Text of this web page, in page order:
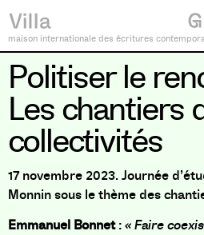
maison internationale des écritures
Politiser le
Les chantiers
collectivités
17 novembre 2023. Journée
Monnin sous le thème des
Emmanuel Bonnet:« Faire